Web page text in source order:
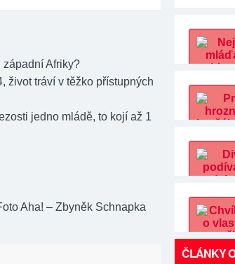
Afriky?
život tráví v těžko přístupných
jedno mládě, to kojí až 1
Aha! – Zbyněk Schnapka
ČLÁNKY